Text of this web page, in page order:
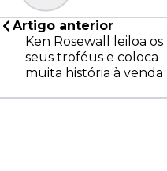
Artigo anterior
Ken Rosewall leiloa os
seus troféus e coloca
muita história à venda